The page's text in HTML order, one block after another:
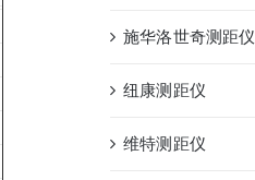
施华洛世奇测距仪
纽康测距仪
维特测距仪